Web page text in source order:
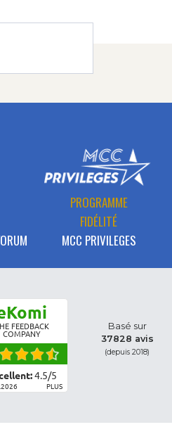
PROGRAMME
FIDÉLITÉ
MCC PRIVILEGES
FEEDBACK
COMPANY
4.5/5
PLUS
Basé sur
37828 avis
(depuis 2018)